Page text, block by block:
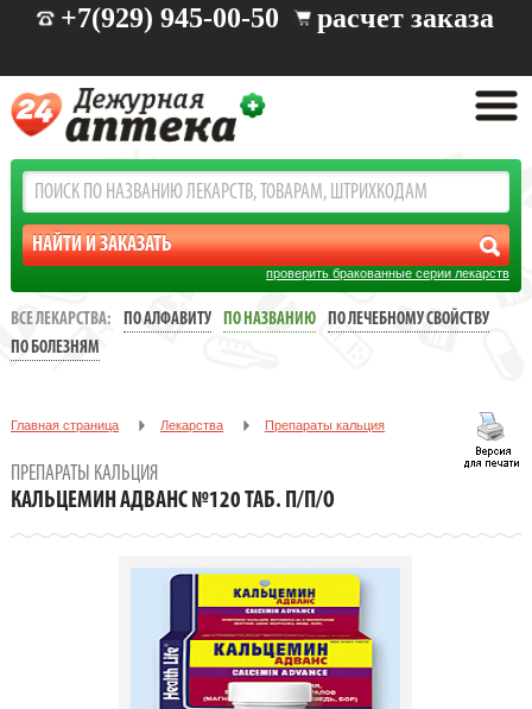
+7(929) 945-00-50 расчет заказа
проверить бракованные серии лекарств
ВСЕ ЛЕКАРСТВА: ПО АЛФАВИТУ ПО НАЗВАНИЮ
ПО ЛЕЧЕБНОМУ СВОЙСТВУ
ПО БОЛЕЗНЯМ
Главная страница Лекарства Препараты кальция
ПРЕПАРАТЫ КАЛЬЦИЯ
КАЛЬЦЕМИН АДВАНС №120 ТАБ. П/П/О